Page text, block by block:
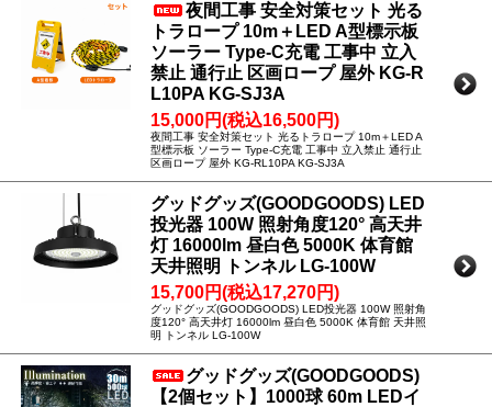
夜間工事 安全対策セット 光る
トラロープ 10m＋LED A型標示板
ソーラー Type-C充電 工事中 立入
禁止 通行止 区画ロープ 屋外 KG-R
L10PA KG-SJ3A
15,000円(税込16,500円)
夜間工事 安全対策セット 光るトラロープ 10m＋LED A
型標示板 ソーラー Type-C充電 工事中 立入禁止 通行止
区画ロープ 屋外 KG-RL10PA KG-SJ3A
グッドグッズ(GOODGOODS) LED
投光器 100W 照射角度120° 高天井
灯 16000lm 昼白色 5000K 体育館
天井照明 トンネル LG-100W
15,700円(税込17,270円)
グッドグッズ(GOODGOODS) LED投光器 100W 照射角
度120° 高天井灯 16000lm 昼白色 5000K 体育館 天井照
明 トンネル LG-100W
グッドグッズ(GOODGOODS)
【2個セット】1000球 60m LEDイ